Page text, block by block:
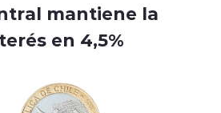
mantiene la
en 4,5%